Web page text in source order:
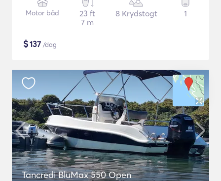
Motor båd
23 ft
7 m
8 Krydstogt 1
$137 /dag
Tancredi BluMax 550 Open